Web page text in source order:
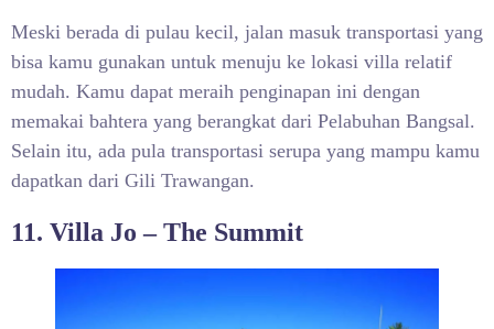
Meski berada di pulau kecil, jalan masuk transportasi yang
bisa kamu gunakan untuk menuju ke lokasi villa relatif
mudah. Kamu dapat meraih penginapan ini dengan
memakai bahtera yang berangkat dari Pelabuhan Bangsal.
Selain itu, ada pula transportasi serupa yang mampu kamu
dapatkan dari Gili Trawangan.
11. Villa Jo – The Summit